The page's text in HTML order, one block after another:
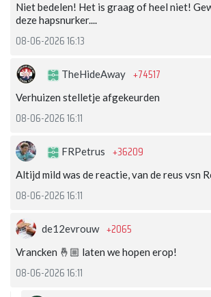
Niet bedelen! Het is graag of heel niet!
deze hapsnurker....
08-06-2026 16:13
TheHideAway +74517
Verhuizen stelletje afgekeurden
08-06-2026 16:11
FRPetrus +36209
Altijd mild was de reactie, van de reus vsn
08-06-2026 16:11
de12evrouw +2065
Vrancken 🤞🏼 laten we hopen erop!
08-06-2026 16:11